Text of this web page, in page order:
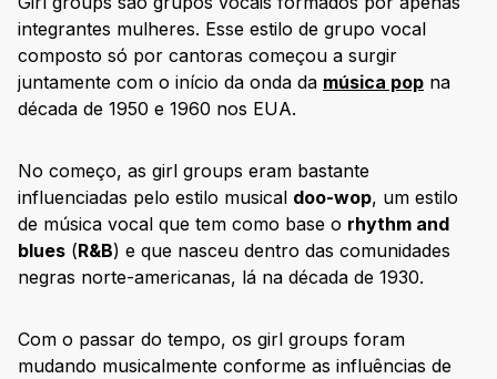
integrantes mulheres. Esse estilo de grupo vocal
composto só por cantoras começou a surgir
juntamente com o início da onda da música pop na
década de 1950 e 1960 nos EUA.
No começo, as girl groups eram bastante
influenciadas pelo estilo musical doo-wop, um estilo
de música vocal que tem como base o rhythm and
blues (R&B) e que nasceu dentro das comunidades
negras norte-americanas, lá na década de 1930.
Com o passar do tempo, os girl groups foram
mudando musicalmente conforme as influências de